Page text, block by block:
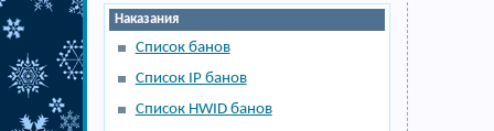
Наказания
Список банов
Список IP банов
Список HWID банов